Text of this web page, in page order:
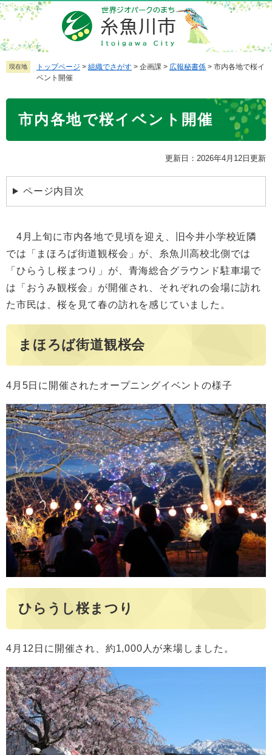
ペ
ー
ジ
の
先
メ
ニ
ュ
ー
を
本
現在地 トップページ > 組織でさがす > 企画課 > 広報秘書係 > 市内各地で桜イ
ベント開催
市内各地で桜イベント開催
更新日：2026年4月12日更新
ページ内目次
4月上旬に市内各地で見頃を迎え、旧今井小学校近隣
では「まほろば街道観桜会」が、糸魚川高校北側では
「ひらうし桜まつり」が、青海総合グラウンド駐車場で
は「おうみ観桜会」が開催され、それぞれの会場に訪れ
た市民は、桜を見て春の訪れを感じていました。
まほろば街道観桜会
4月5日に開催されたオープニングイベントの様子
ひらうし桜まつり
4月12日に開催され、約1,000人が来場しました。